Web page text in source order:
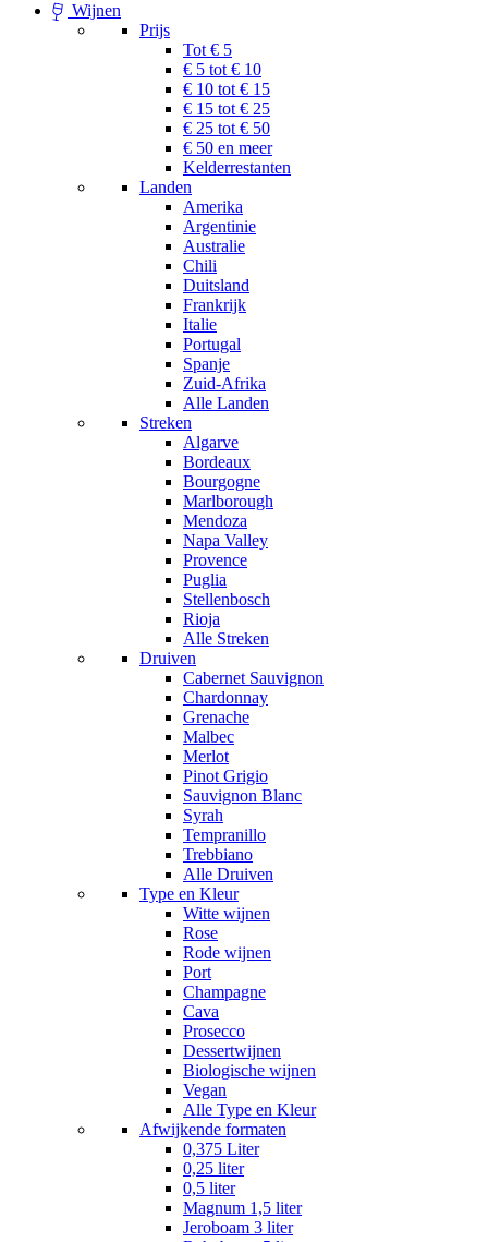
Wijnen
Prijs
Tot € 5
€ 5 tot € 10
€ 10 tot € 15
€ 15 tot € 25
€ 25 tot € 50
€ 50 en meer
Kelderrestanten
Landen
Amerika
Argentinie
Australie
Chili
Duitsland
Frankrijk
Italie
Portugal
Spanje
Zuid-Afrika
Alle Landen
Streken
Algarve
Bordeaux
Bourgogne
Marlborough
Mendoza
Napa Valley
Provence
Puglia
Stellenbosch
Rioja
Alle Streken
Druiven
Cabernet Sauvignon
Chardonnay
Grenache
Malbec
Merlot
Pinot Grigio
Sauvignon Blanc
Syrah
Tempranillo
Trebbiano
Alle Druiven
Type en Kleur
Witte wijnen
Rose
Rode wijnen
Port
Champagne
Cava
Prosecco
Dessertwijnen
Biologische wijnen
Vegan
Alle Type en Kleur
Afwijkende formaten
0,375 Liter
0,25 liter
0,5 liter
Magnum 1,5 liter
Jeroboam 3 liter